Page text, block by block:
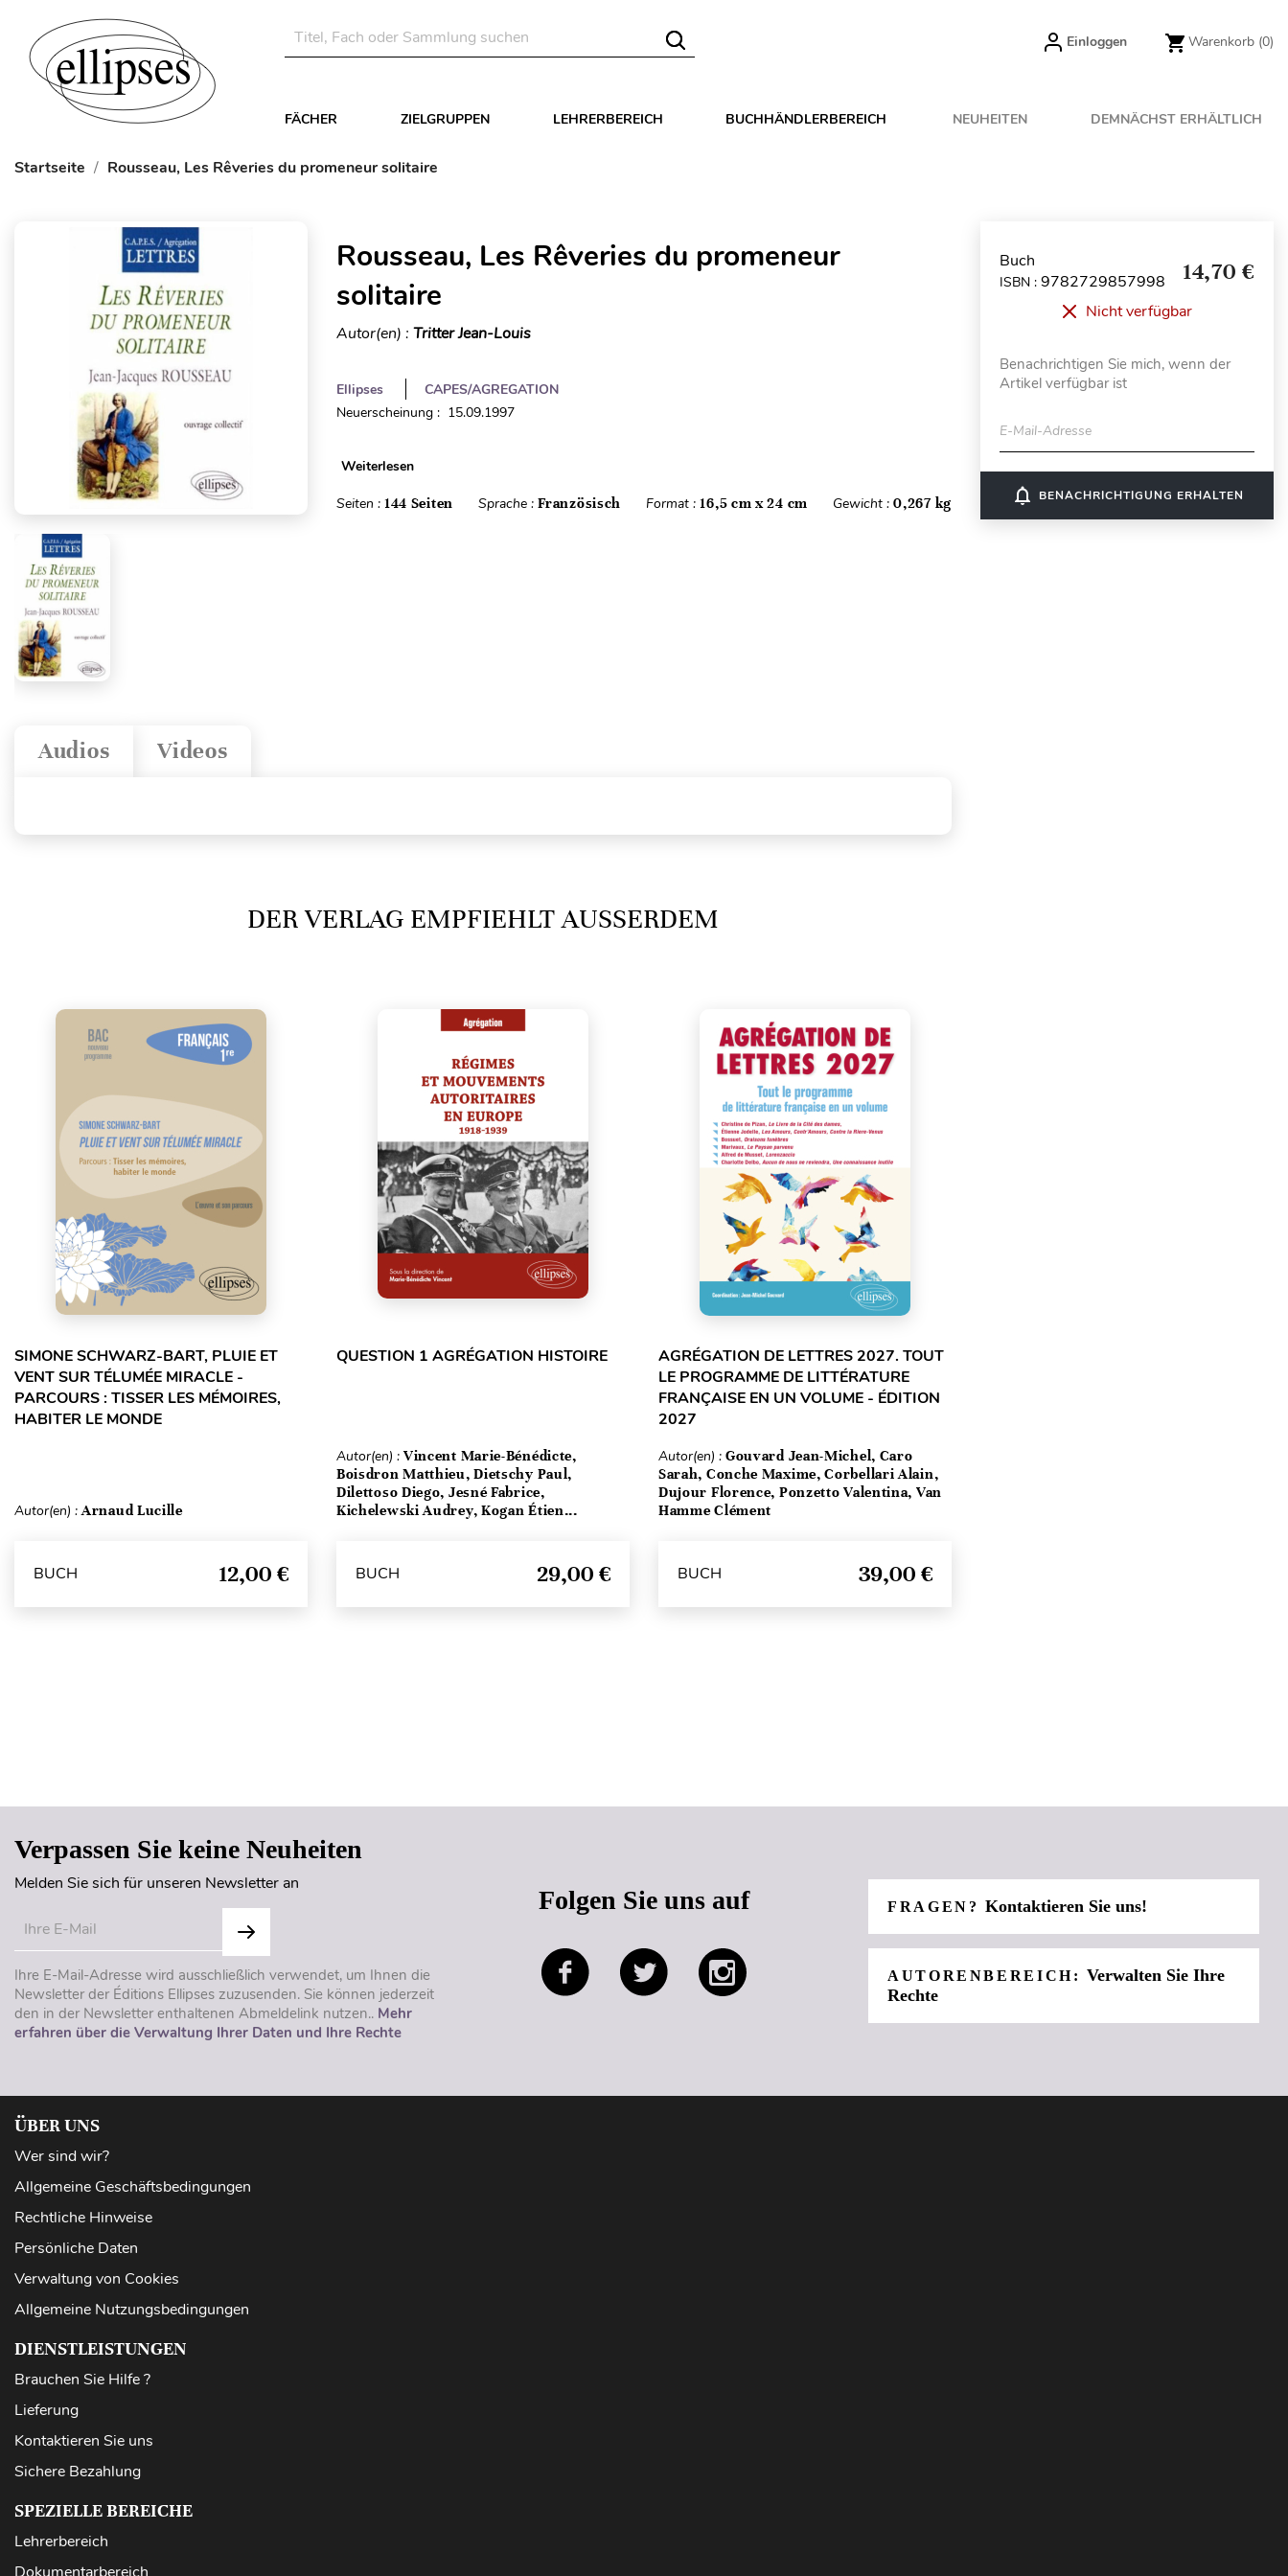
Einloggen Warenkorb (0)
FÄCHER ZIELGRUPPEN LEHRERBEREICH BUCHHÄNDLERBEREICH NEUHEITEN DEMNÄCHST ERHÄLTLICH
Startseite Rousseau, Les Rêveries du promeneur solitaire
Rousseau, Les Rêveries du promeneur
solitaire
Autor(en) : Tritter Jean-Louis
Ellipses
CAPES/AGREGATION
Neuerscheinung : 15.09.1997
Weiterlesen
Seiten : 144 Seiten Sprache :Französisch Format :16,5 cm x 24 cm Gewicht :0,267 kg
Videos
Audios
DER VERLAG EMPFIEHLT AUSSERDEM
SIMONE SCHWARZ-BART, PLUIE ET
VENT SUR TÉLUMÉE MIRACLE -
PARCOURS : TISSER LES MÉMOIRES,
HABITER LE MONDE
Autor(en) :Arnaud Lucille
BUCH 12,00 €
QUESTION 1 AGRÉGATION HISTOIRE
Autor(en) : Vincent Marie-Bénédicte,
Boisdron Matthieu, Dietschy Paul,
Dilettoso Diego, Jesné Fabrice,
Kichelewski Audrey, Kogan Étien...
BUCH 29,00 €
AGRÉGATION DE LETTRES 2027. TOUT
LE PROGRAMME DE LITTÉRATURE
FRANÇAISE EN UN VOLUME - ÉDITION
2027
Autor(en) : Gouvard Jean-Michel, Caro
Sarah, Conche Maxime, Corbellari Alain,
Dujour Florence, Ponzetto Valentina, Van
Hamme Clément
BUCH 39,00 €
Buch
ISBN : 9782729857998 14,70 €
Nicht verfügbar
Benachrichtigen Sie mich, wenn der
Artikel verfügbar ist
E-Mail-Adresse
notifications_none BENACHRICHTIGUNG ERHALTEN
Verpassen Sie keine Neuheiten
Melden Sie sich für unseren Newsletter an
Ihre E-Mail-Adresse wird ausschließlich verwendet, um Ihnen die
Newsletter der Éditions Ellipses zuzusenden. Sie können jederzeit
den in der Newsletter enthaltenen Abmeldelink nutzen.. Mehr
erfahren über die Verwaltung Ihrer Daten und Ihre Rechte
Folgen Sie uns auf FRAGEN?Kontaktieren Sie uns!
AUTORENBEREICH:Verwalten Sie Ihre
Rechte
ÜBER UNS
Wer sind wir?
Allgemeine Geschäftsbedingungen
Rechtliche Hinweise
Persönliche Daten
Verwaltung von Cookies
Allgemeine Nutzungsbedingungen
DIENSTLEISTUNGEN
Brauchen Sie Hilfe ?
Lieferung
Kontaktieren Sie uns
Sichere Bezahlung
SPEZIELLE BEREICHE
Lehrerbereich